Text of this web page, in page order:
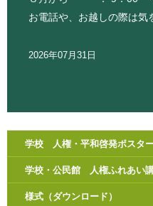
お電話や、お越しの際は気
2026年07月31日
学校 人権・平和啓発ポスタ
学校・公民館 人権ふれあい
様式（ダウンロード）